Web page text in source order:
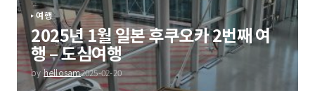
여행
2025년 1월 일본 후쿠오카 2번째 여
행 – 도심여행
by hellosam2025-02-20